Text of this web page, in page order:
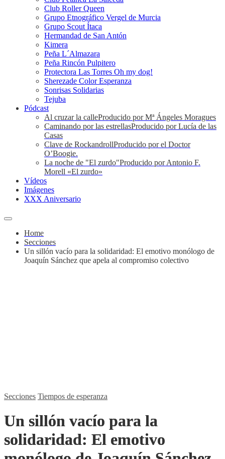
Club Roller Queen
Grupo Etnográfico Vergel de Murcia
Grupo Scout Ítaca
Hermandad de San Antón
Kimera
Peña L´Almazara
Peña Rincón Pulpitero
Protectora Las Torres Oh my dog!
Sherezade Color Esperanza
Sonrisas Solidarias
Tejuba
Pódcast
Al cruzar la calleProducido por Mª Ángeles Moragues
Caminando por las estrellasProducido por Lucía de las
Casas
Clave de RockandrollProducido por el Doctor
O’Boogie.
La noche de "El zurdo"Producido por Antonio F.
Morell «El zurdo»
Vídeos
Imágenes
XXX Aniversario
Home
Secciones
Un sillón vacío para la solidaridad: El emotivo monólogo de
Joaquín Sánchez que apela al compromiso colectivo
Secciones Tiempos de esperanza
Un sillón vacío para la
solidaridad: El emotivo